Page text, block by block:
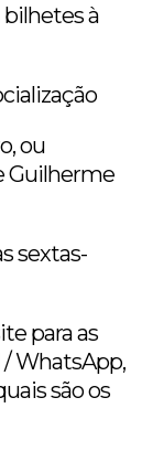
bilhetes à
ou
Guilherme
sextas-
para as
WhatsApp,
são os